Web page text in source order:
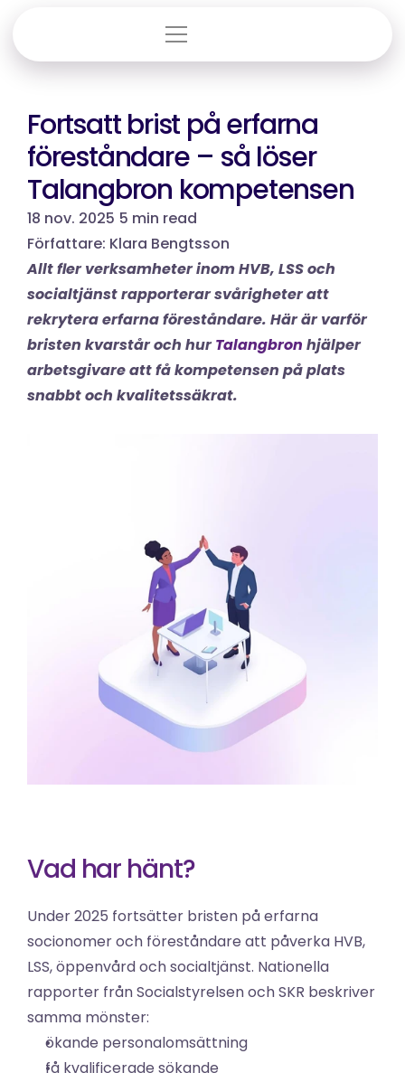
Branscher
Om oss
Lediga jobb
Nyheter
Logga in
Select Language
Svenska
Fortsatt brist på erfarna
föreståndare – så löser
Talangbron kompetensen
18 nov. 2025 5 min read
Författare: Klara Bengtsson
Allt fler verksamheter inom HVB, LSS och
socialtjänst rapporterar svårigheter att
rekrytera erfarna föreståndare. Här är varför
bristen kvarstår och hur Talangbron hjälper
arbetsgivare att få kompetensen på plats
snabbt och kvalitetssäkrat.
Vad har hänt?
Under 2025 fortsätter bristen på erfarna
socionomer och föreståndare att påverka HVB,
LSS, öppenvård och socialtjänst. Nationella
rapporter från Socialstyrelsen och SKR beskriver
samma mönster:
ökande personalomsättning
få kvalificerade sökande